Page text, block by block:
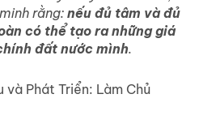
rằng: nếu đủ tâm và đủ
có thể tạo ra những giá
đất nước mình.
và Phát Triển: Làm Chủ